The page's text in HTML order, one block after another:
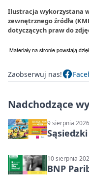
Ilustracja wykorzystana
zewnętrznego źródła
dotyczących praw do
Zaobserwuj nas!
Nadchodzące
9 sierpnia
10 sierpnia
BNP